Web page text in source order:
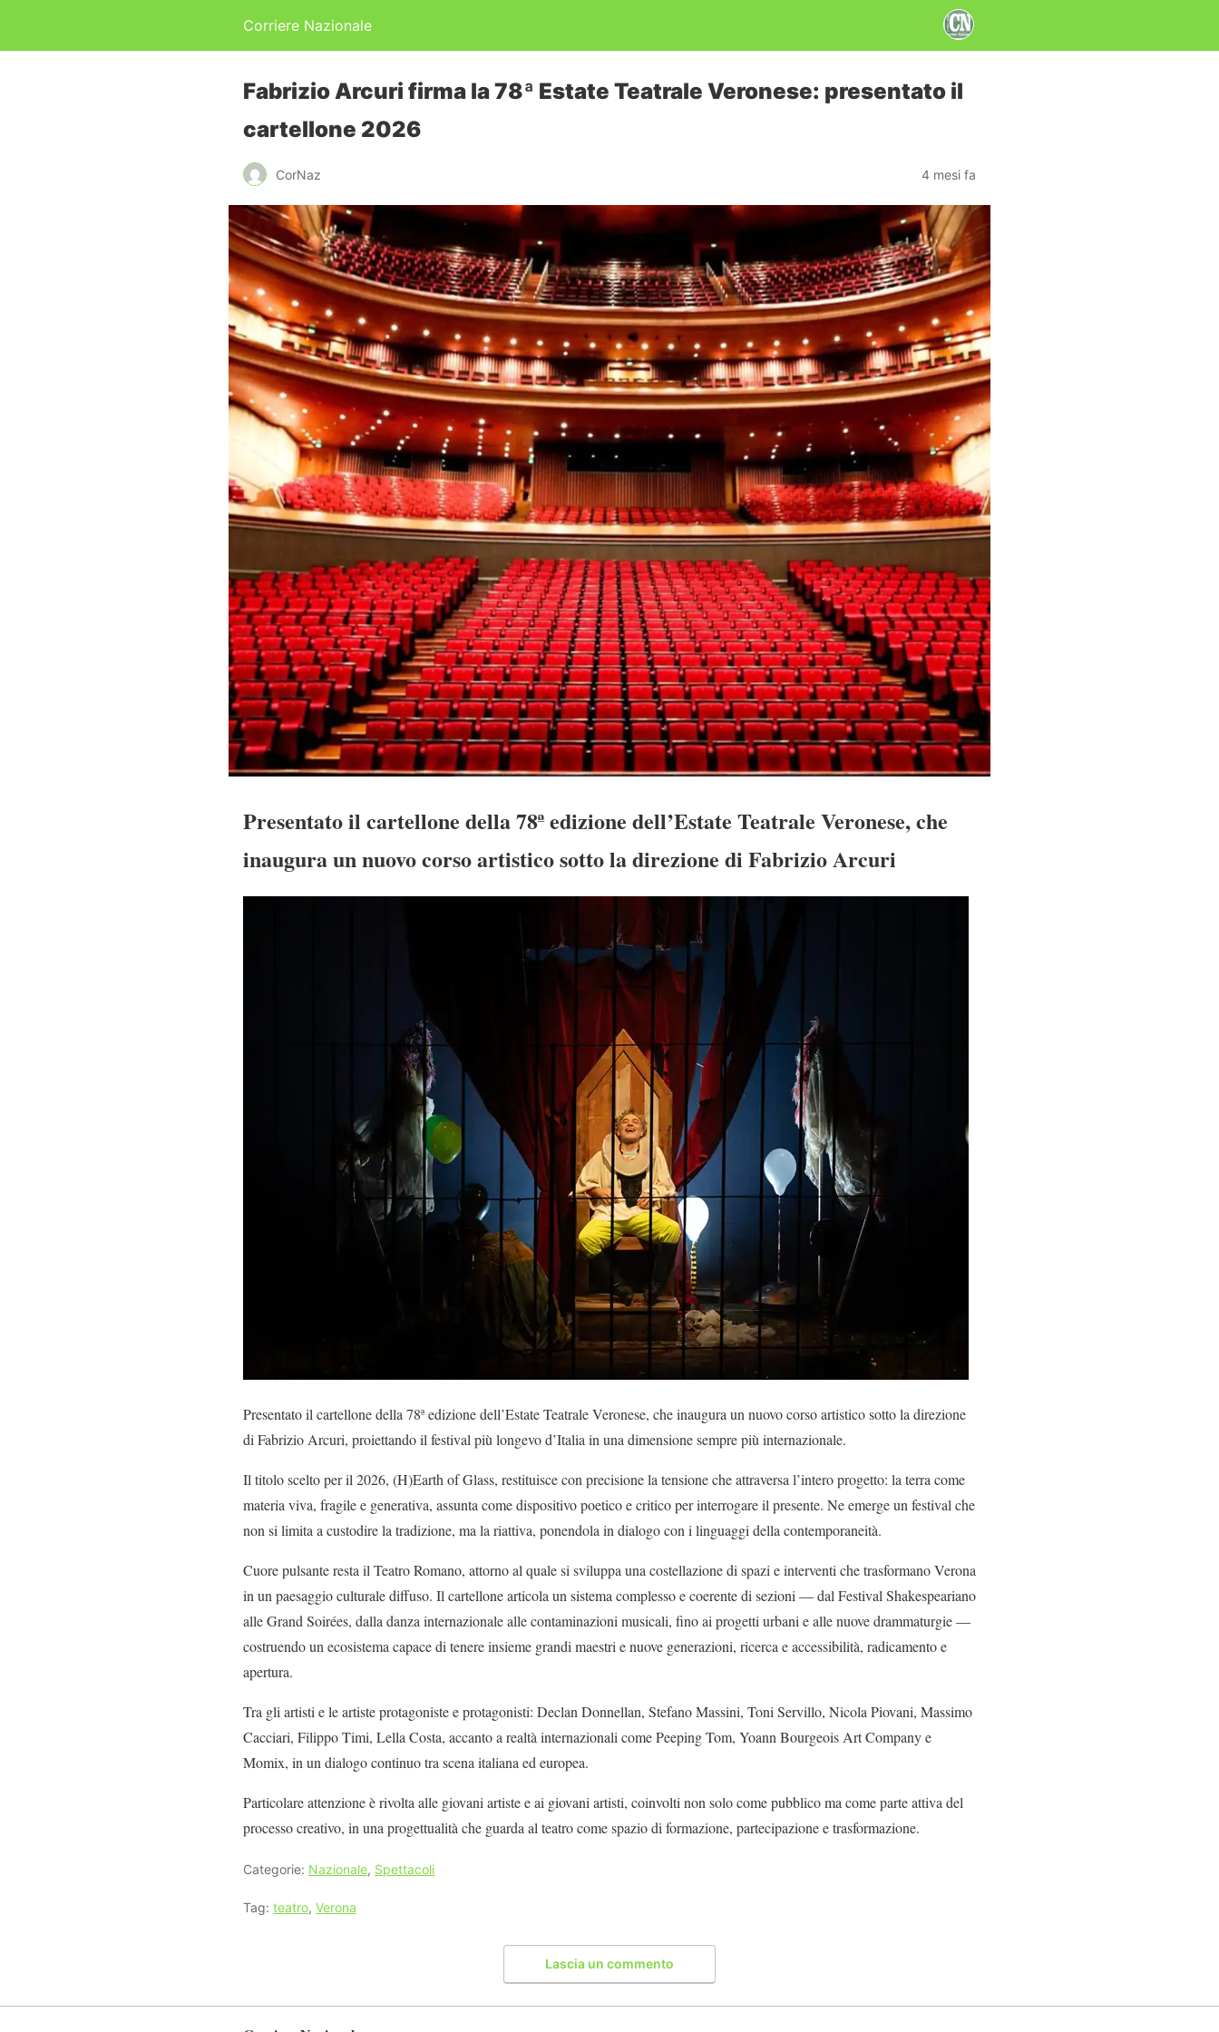
Corriere Nazionale
Fabrizio Arcuri firma la 78ª Estate Teatrale Veronese: presentato il
cartellone 2026
CorNaz 4 mesi fa
Presentato il cartellone della 78ª edizione dell’Estate Teatrale Veronese, che
inaugura un nuovo corso artistico sotto la direzione di Fabrizio Arcuri
Presentato il cartellone della 78ª edizione dell’Estate Teatrale Veronese, che inaugura un nuovo corso artistico sotto la direzione
di Fabrizio Arcuri, proiettando il festival più longevo d’Italia in una dimensione sempre più internazionale.
Il titolo scelto per il 2026, (H)Earth of Glass, restituisce con precisione la tensione che attraversa l’intero progetto: la terra come
materia viva, fragile e generativa, assunta come dispositivo poetico e critico per interrogare il presente. Ne emerge un festival che
non si limita a custodire la tradizione, ma la riattiva, ponendola in dialogo con i linguaggi della contemporaneità.
Cuore pulsante resta il Teatro Romano, attorno al quale si sviluppa una costellazione di spazi e interventi che trasformano Verona
in un paesaggio culturale diffuso. Il cartellone articola un sistema complesso e coerente di sezioni — dal Festival Shakespeariano
alle Grand Soirées, dalla danza internazionale alle contaminazioni musicali, fino ai progetti urbani e alle nuove drammaturgie —
costruendo un ecosistema capace di tenere insieme grandi maestri e nuove generazioni, ricerca e accessibilità, radicamento e
apertura.
Tra gli artisti e le artiste protagoniste e protagonisti: Declan Donnellan, Stefano Massini, Toni Servillo, Nicola Piovani, Massimo
Cacciari, Filippo Timi, Lella Costa, accanto a realtà internazionali come Peeping Tom, Yoann Bourgeois Art Company e
Momix, in un dialogo continuo tra scena italiana ed europea.
Particolare attenzione è rivolta alle giovani artiste e ai giovani artisti, coinvolti non solo come pubblico ma come parte attiva del
processo creativo, in una progettualità che guarda al teatro come spazio di formazione, partecipazione e trasformazione.
Categorie: Nazionale, Spettacoli
Tag: teatro, Verona
Lascia un commento